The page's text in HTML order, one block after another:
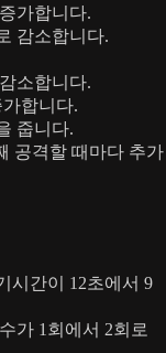
가합니다.
감소합니다.
소합니다.
합니다.
줍니다.
공격할 때마다 추가
시간이 12초에서 9
가 1회에서 2회로